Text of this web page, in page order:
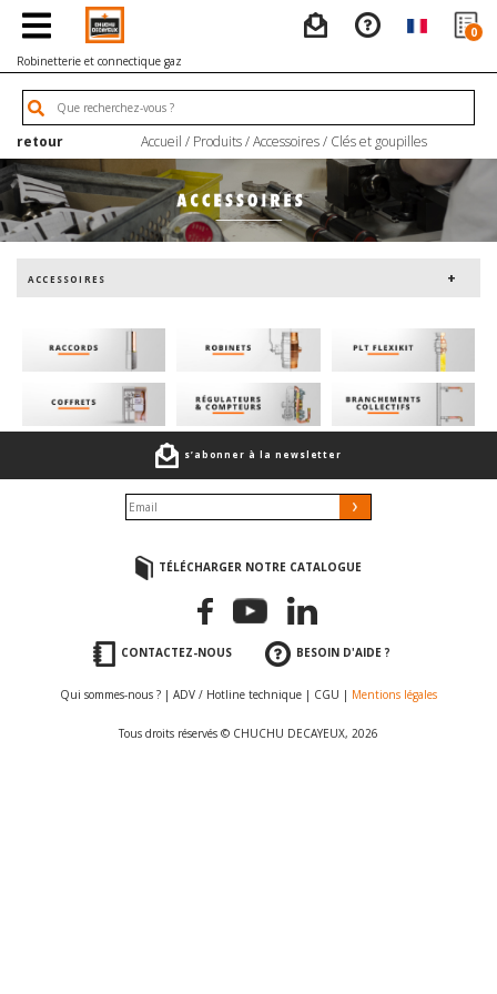
0
Robinetterie et connectique gaz
retour Accueil / Produits/Accessoires/ Clés et goupilles
ACCESSOIRES
s’abonner à la newsletter
TÉLÉCHARGER NOTRE CATALOGUE
CONTACTEZ-NOUS BESOIN D'AIDE ?
Qui sommes-nous ? | ADV / Hotline technique | CGU | Mentions légales
Tous droits réservés © CHUCHU DECAYEUX, 2026